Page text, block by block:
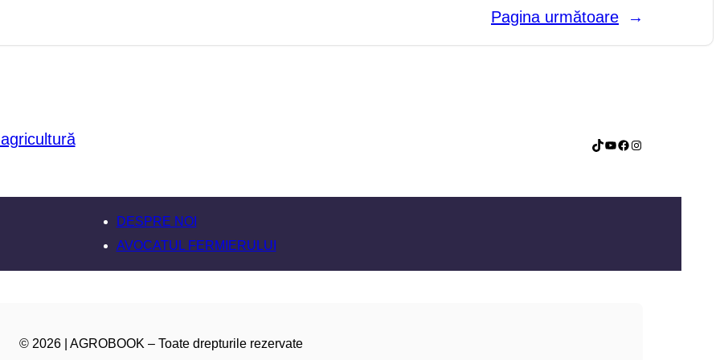
Pagina următoare →
TikTok YouTube Facebook Instagram
DESPRE NOI
AVOCATUL FERMIERULUI
© 2026 | AGROBOOK – Toate drepturile rezervate